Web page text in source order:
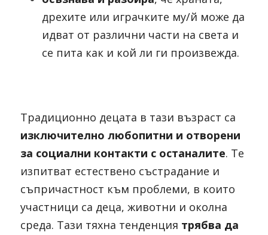
дрехите или играчките му/й може да
идват от различни части на света и
се пита как и кой ли ги произвежда.
изключително любопитни и отворени
за социални контакти с останалите. Те
изпитват естествено състрадание и
съпричастност към проблеми, в които
участници са деца, животни и околна
среда. Тази тяхна тенденция трябва да